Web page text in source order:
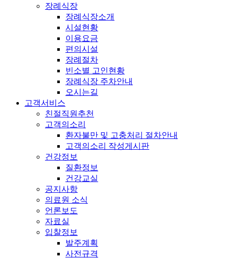
장례식장
장례식장소개
시설현황
이용요금
편의시설
장례절차
빈소별 고인현황
장례식장 주차안내
오시는길
고객서비스
친절직원추천
고객의소리
환자불만 및 고충처리 절차안내
고객의소리 작성게시판
건강정보
질환정보
건강교실
공지사항
의료원 소식
언론보도
자료실
입찰정보
발주계획
사전규격